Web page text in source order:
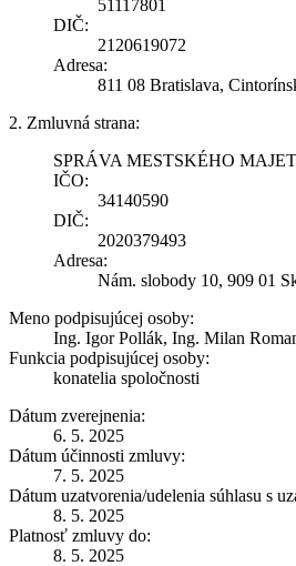
51117801
DIČ:
2120619072
Adresa:
811 08 Bratislava,
2. Zmluvná strana:
SPRÁVA MESTSKÉHO
IČO:
34140590
DIČ:
2020379493
Adresa:
Nám. slobody 10, 909 01
Meno podpisujúcej osoby:
Ing. Igor Pollák, Ing. Milan
Funkcia podpisujúcej osoby:
konatelia spoločnosti
Dátum zverejnenia:
6. 5. 2025
Dátum účinnosti zmluvy:
7. 5. 2025
Dátum uzatvorenia/udelenia súhlasu s
8. 5. 2025
Platnosť zmluvy do:
8. 5. 2025